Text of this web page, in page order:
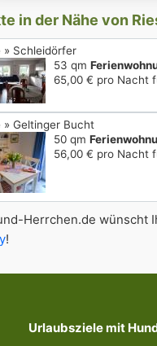
in der Nähe von
» Schleidörfer
53 qm
65,00 € pro Nacht
» Geltinger Bucht
50 qm
56,00 € pro Nacht
Herrchen.de wünscht
!
Urlaubsziele mit